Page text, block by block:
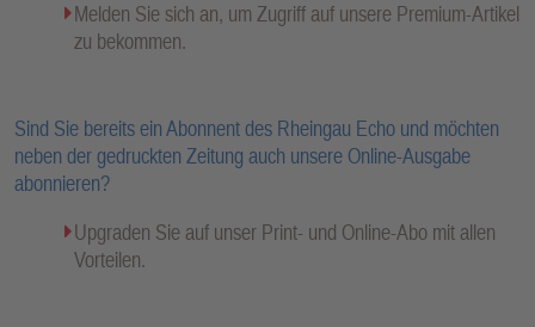
Melden Sie sich an, um Zugriff auf unsere Premium-Artikel
zu bekommen.
Sind Sie bereits ein Abonnent des Rheingau Echo und möchten
neben der gedruckten Zeitung auch unsere Online-Ausgabe
abonnieren?
Upgraden Sie auf unser Print- und Online-Abo mit allen
Vorteilen.